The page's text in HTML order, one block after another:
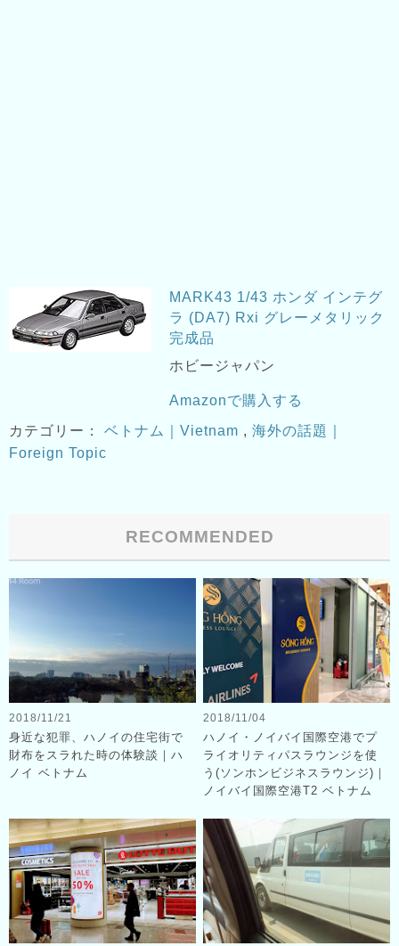
MARK43 1/43 ホンダ インテグ
ラ (DA7) Rxi グレーメタリック
完成品
ホビージャパン
Amazonで購入する
カテゴリー： ベトナム｜Vietnam , 海外の話題｜
Foreign Topic
RECOMMENDED
2018/11/21
身近な犯罪、ハノイの住宅街で
財布をスラれた時の体験談｜ハ
ノイ ベトナム
2018/11/04
ハノイ・ノイバイ国際空港でプ
ライオリティパスラウンジを使
う(ソンホンビジネスラウンジ)｜
ノイバイ国際空港T2 ベトナム